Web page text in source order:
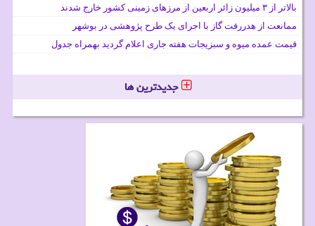
بالاتر از ۳ میلیون زائر اربعین از مرزهای زمینی کشور خارج شدند
ممانعت از هدررفت گاز با اجرای یک طرح پژوهشی در بوشهر
قیمت عمده میوه و سبزیجات هفته جاری اعلام گردید بهمراه جدول
جدیدترین ها